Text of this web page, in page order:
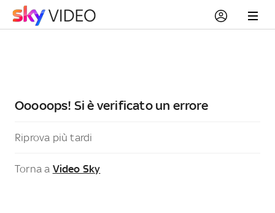
Ooooops! Si è verificato un errore
Riprova più tardi
Torna a Video Sky